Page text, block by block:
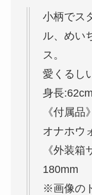
小柄でス
ル、めい
ス。
愛くるし
身長
《付属品
オナホウ
《外装
180mm
※画像の